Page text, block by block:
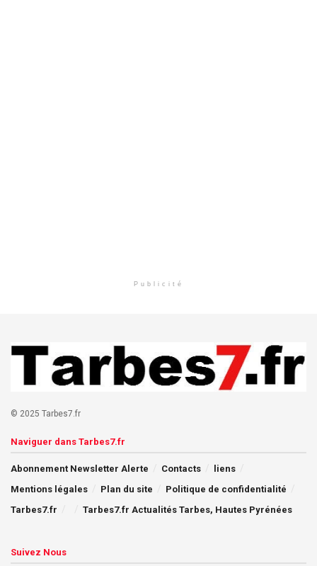
Publicité
© 2025 Tarbes7.fr
Naviguer dans Tarbes7.fr
Abonnement Newsletter Alerte Contacts
liens
Mentions légales
Plan du site
Politique de confidentialité
Tarbes7.fr
Tarbes7.fr Actualités Tarbes, Hautes Pyrénées
Suivez Nous